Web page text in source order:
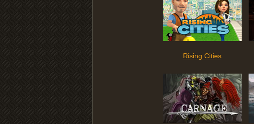
Rising Cities